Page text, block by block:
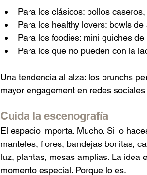
Para los clásicos: bollos
Para los healthy lovers: bowls
Para los foodies: mini quiches
Para los que no pueden con la
Una tendencia al alza: los brunchs
mayor engagement en redes
Cuida la escenografía
El espacio importa. Mucho. Si lo
manteles, flores, bandejas bonitas,
luz, plantas, mesas amplias. La idea
momento especial. Porque lo es.